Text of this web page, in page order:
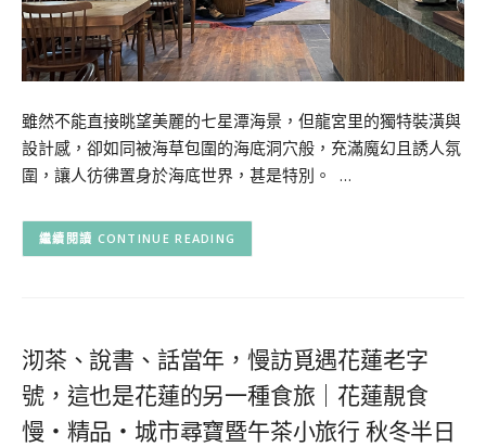
雖然不能直接眺望美麗的七星潭海景，但龍宮里的獨特裝潢與
設計感，卻如同被海草包圍的海底洞穴般，充滿魔幻且誘人氛
圍，讓人彷彿置身於海底世界，甚是特別。 …
CONTINUE READING
沏茶、說書、話當年，慢訪覓遇花蓮老字
號，這也是花蓮的另一種食旅｜花蓮靚食
慢‧精品‧城市尋寶暨午茶小旅行 秋冬半日